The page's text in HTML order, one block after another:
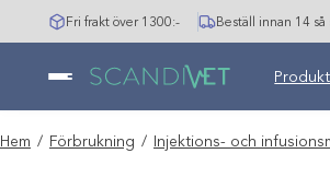
Hoppa
till
Fri frakt över 1300:- Beställ innan 14 så
Hem / Förbrukning / Injektions- och